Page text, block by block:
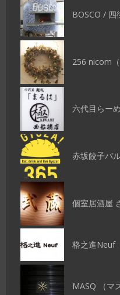
BOSCO / 四
256 nicom（
六代目らー
赤坂餃子バ
個室居酒屋
格之進Neuf
MASQ （マ